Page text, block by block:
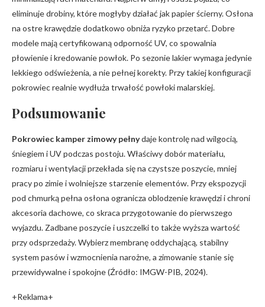
eliminuje drobiny, które mogłyby działać jak papier ścierny. Osłona
na ostre krawędzie dodatkowo obniża ryzyko przetarć. Dobre
modele mają certyfikowaną odporność UV, co spowalnia
płowienie i kredowanie powłok. Po sezonie lakier wymaga jedynie
lekkiego odświeżenia, a nie pełnej korekty. Przy takiej konfiguracji
pokrowiec realnie wydłuża trwałość powłoki malarskiej.
Podsumowanie
Pokrowiec kamper zimowy pełnydaje kontrolę nad wilgocią,
śniegiem i UV podczas postoju. Właściwy dobór materiału,
rozmiaru i wentylacji przekłada się na czystsze poszycie, mniej
pracy po zimie i wolniejsze starzenie elementów. Przy ekspozycji
pod chmurką pełna osłona ogranicza oblodzenie krawędzi i chroni
akcesoria dachowe, co skraca przygotowanie do pierwszego
wyjazdu. Zadbane poszycie i uszczelki to także wyższa wartość
przy odsprzedaży. Wybierz membranę oddychającą, stabilny
system pasów i wzmocnienia narożne, a zimowanie stanie się
przewidywalne i spokojne (Źródło: IMGW-PIB, 2024).
+Reklama+